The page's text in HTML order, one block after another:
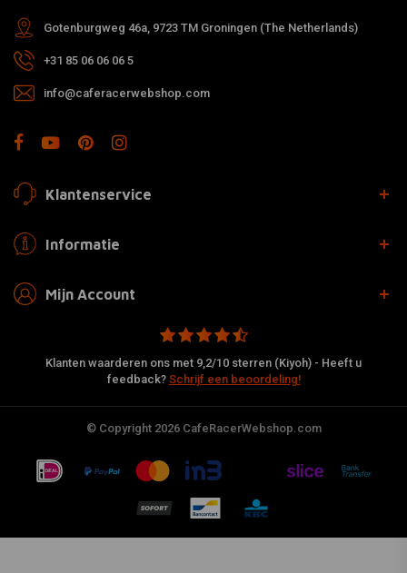
Gotenburgweg 46a, 9723 TM Groningen (The Netherlands)
+31 85 06 06 06 5
info@caferacerwebshop.com
Klantenservice
Informatie
Mijn Account
Klanten waarderen ons met 9,2/10 sterren (Kiyoh) - Heeft u
feedback? Schrijf een beoordeling!
© Copyright 2026 CafeRacerWebshop.com